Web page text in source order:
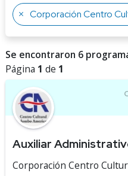
Corporación Centro Cultural
Se encontraron 6
Página 1 de 1
Auxiliar
Corporación Centro